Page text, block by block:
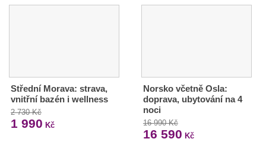
Střední Morava: strava,
vnitřní bazén i wellness
2 730 Kč
1 990 Kč
Norsko včetně Osla:
doprava, ubytování na 4
noci
16 990 Kč
16 590 Kč